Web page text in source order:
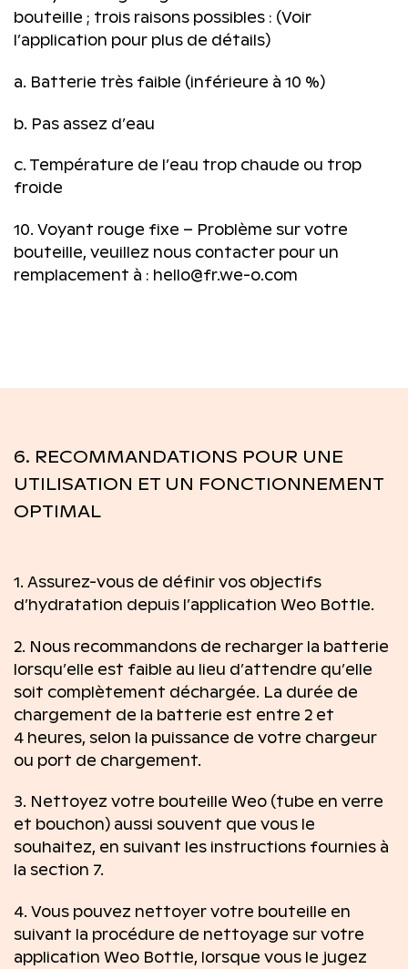
bouteille ; trois raisons possibles : (Voir
l’application pour plus de détails)
a. Batterie très faible (inférieure à 10 %)
b. Pas assez d’eau
c. Température de l’eau trop chaude ou trop
froide
10. Voyant rouge fixe – Problème sur votre
bouteille, veuillez nous contacter pour un
remplacement à : hello@fr.we-o.com
6. RECOMMANDATIONS POUR UNE
UTILISATION ET UN FONCTIONNEMENT
OPTIMAL
1. Assurez-vous de définir vos objectifs
d’hydratation depuis l’application Weo Bottle.
2. Nous recommandons de recharger la batterie
lorsqu’elle est faible au lieu d’attendre qu’elle
soit complètement déchargée. La durée de
chargement de la batterie est entre 2 et
4 heures, selon la puissance de votre chargeur
ou port de chargement.
3. Nettoyez votre bouteille Weo (tube en verre
et bouchon) aussi souvent que vous le
souhaitez, en suivant les instructions fournies à
la section 7.
4. Vous pouvez nettoyer votre bouteille en
suivant la procédure de nettoyage sur votre
application Weo Bottle, lorsque vous le jugez